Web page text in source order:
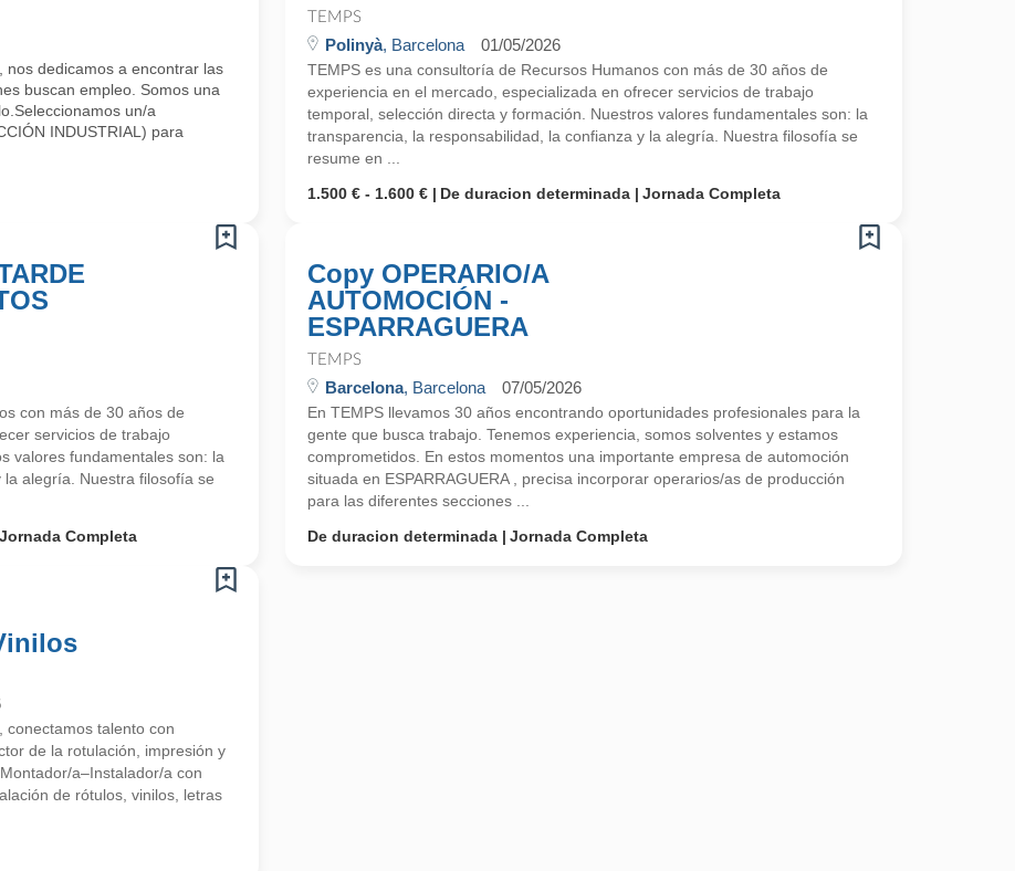
nos dedicamos a encontrar las
buscan empleo. Somos una
un/a
INDUSTRIAL) para
TEMPS
Polinyà, Barcelona 01/05/2026
TEMPS es una consultoría de Recursos Humanos con más de 30 años de
experiencia en el mercado, especializada en ofrecer servicios de trabajo
temporal, selección directa y formación. Nuestros valores fundamentales son: la
transparencia, la responsabilidad, la confianza y la alegría. Nuestra filosofía se
resume en ...
1.500 € - 1.600 €
De duracion determinada Jornada Completa
con más de 30 años de
servicios de trabajo
valores fundamentales son: la
alegría. Nuestra filosofía se
Jornada Completa
Copy OPERARIO/A
AUTOMOCIÓN -
ESPARRAGUERA
TEMPS
Barcelona, Barcelona 07/05/2026
En TEMPS llevamos 30 años encontrando oportunidades profesionales para la
gente que busca trabajo. Tenemos experiencia, somos solventes y estamos
comprometidos. En estos momentos una importante empresa de automoción
situada en ESPARRAGUERA , precisa incorporar operarios/as de producción
para las diferentes secciones ...
De duracion determinada
Jornada Completa
conectamos talento con
de la rotulación, impresión y
a–Instalador/a con
de rótulos, vinilos, letras